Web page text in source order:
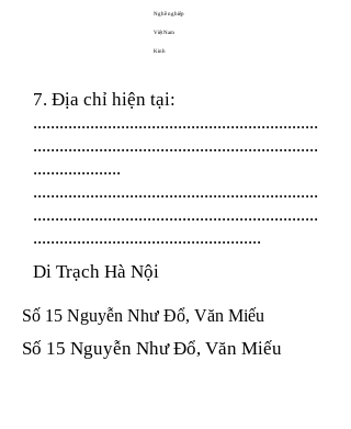
Nghề nghiệp
Việt Nam
Kinh
7. Địa chỉ hiện tại:
.................................................................
.................................................................
....................
.................................................................
.................................................................
....................................................
Di Trạch Hà Nội
Số 15 Nguyễn Như Đổ, Văn Miếu
Số 15 Nguyễn Như Đổ, Văn Miếu